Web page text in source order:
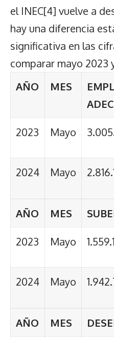
el INEC[4] vuelve a
hay una diferencia
significativa en las
comparar mayo 2023
AÑO
MES
2023 Mayo
2024 Mayo
AÑO MES
2023 Mayo
2024 Mayo
AÑO MES